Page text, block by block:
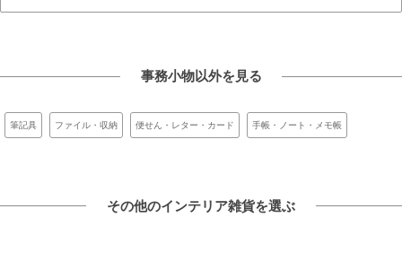
事務小物以外を見る
筆記具 ファイル・収納 便せん・レター・カード 手帳・ノート・メモ帳
その他のインテリア雑貨を選ぶ